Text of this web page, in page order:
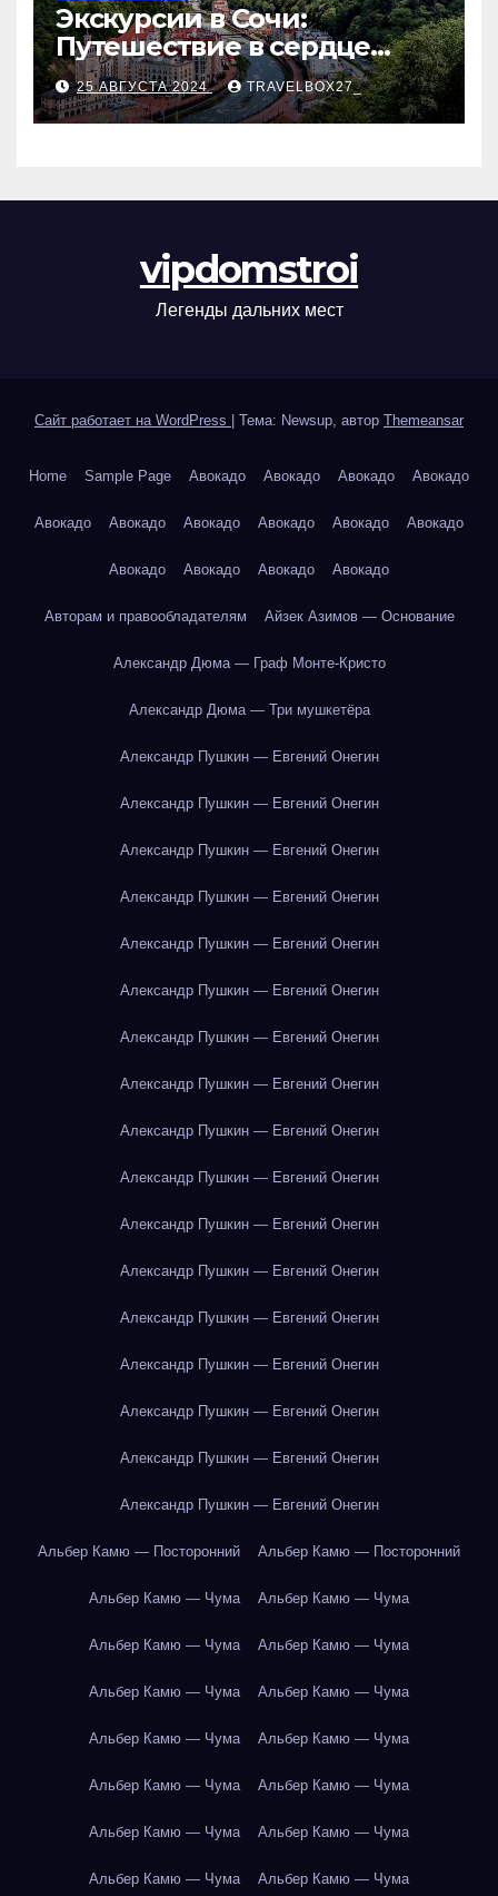
Экскурсии в Сочи:
Путешествие в сердце
Черноморского курорта
25 АВГУСТА 2024 TRAVELBOX27_
vipdomstroi
Легенды дальних мест
Сайт работает на WordPress Тема: Newsup, автор Themeansar
Home Sample Page Авокадо Авокадо Авокадо Авокадо
Авокадо Авокадо Авокадо Авокадо Авокадо Авокадо
Авокадо Авокадо Авокадо Авокадо
Авторам и правообладателям Айзек Азимов — Основание
Александр Дюма — Граф Монте-Кристо
Александр Дюма — Три мушкетёра
Александр Пушкин — Евгений Онегин
Александр Пушкин — Евгений Онегин
Александр Пушкин — Евгений Онегин
Александр Пушкин — Евгений Онегин
Александр Пушкин — Евгений Онегин
Александр Пушкин — Евгений Онегин
Александр Пушкин — Евгений Онегин
Александр Пушкин — Евгений Онегин
Александр Пушкин — Евгений Онегин
Александр Пушкин — Евгений Онегин
Александр Пушкин — Евгений Онегин
Александр Пушкин — Евгений Онегин
Александр Пушкин — Евгений Онегин
Александр Пушкин — Евгений Онегин
Александр Пушкин — Евгений Онегин
Александр Пушкин — Евгений Онегин
Александр Пушкин — Евгений Онегин
Альбер Камю — Посторонний Альбер Камю — Посторонний
Альбер Камю — Чума Альбер Камю — Чума
Альбер Камю — Чума Альбер Камю — Чума
Альбер Камю — Чума Альбер Камю — Чума
Альбер Камю — Чума Альбер Камю — Чума
Альбер Камю — Чума Альбер Камю — Чума
Альбер Камю — Чума Альбер Камю — Чума
Альбер Камю — Чума Альбер Камю — Чума